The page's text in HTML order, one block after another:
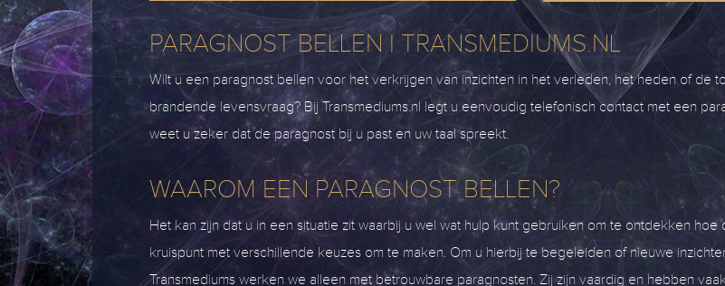
PARAGNOST BELLEN | TRANSMEDIUMS.NL
Wilt u een paragnost bellen voor het verkrijgen van inzichten in het verleden, het heden of de
brandende levensvraag? Bij Transmediums.nl legt u eenvoudig telefonisch contact met een
weet u zeker dat de paragnost bij u past en uw taal spreekt.
WAAROM EEN PARAGNOST BELLEN?
Het kan zijn dat u in een situatie zit waarbij u wel wat hulp kunt gebruiken om te ontdekken
kruispunt met verschillende keuzes om te maken. Om u hierbij te begeleiden of nieuwe
Transmediums werken we alleen met betrouwbare paragnosten. Zij zijn vaardig en hebben